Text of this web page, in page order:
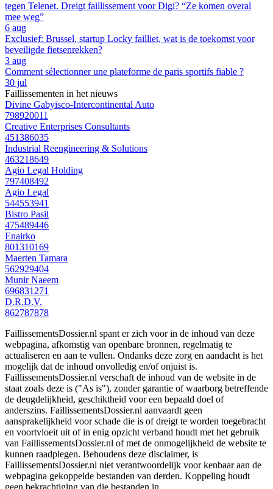
tegen Telenet. Dreigt faillissement voor Digi? “Ze komen overal
mee weg”
6 aug
Exclusief: Brussel, startup Locky failliet, wat is de toekomst voor
beveiligde fietsenrekken?
3 aug
Comment sélectionner une plateforme de paris sportifs fiable ?
30 jul
Faillissementen in het nieuws
Divine Gabyisco-Intercontinental Auto
798920011
Creative Enterprises Consultants
451386035
Industrial Reengineering & Solutions
463218649
Agio Legal Holding
797408492
Agio Legal
544553941
Bistro Pasil
475489446
Enairko
801310169
Maerten Tamara
562929404
Munir Naeem
696831271
D.R.D.V.
862787878
FaillissementsDossier.nl spant er zich voor in de inhoud van deze
webpagina, afkomstig van openbare bronnen, regelmatig te
actualiseren en aan te vullen. Ondanks deze zorg en aandacht is het
mogelijk dat de inhoud onvolledig en/of onjuist is.
FaillissementsDossier.nl verschaft de inhoud van de website in de
staat zoals deze is ("As is"), zonder garantie of waarborg betreffende
de deugdelijkheid, geschiktheid voor een bepaald doel of
anderszins. FaillissementsDossier.nl aanvaardt geen
aansprakelijkheid voor schade die is of dreigt te worden toegebracht
en voortvloeit uit of in enig opzicht verband houdt met het gebruik
van FaillissementsDossier.nl of met de onmogelijkheid de website te
kunnen raadplegen. Behoudens deze disclaimer, is
FaillissementsDossier.nl niet verantwoordelijk voor kenbaar aan de
webpagina gekoppelde bestanden van derden. Koppeling houdt
geen bekrachtiging van die bestanden in.